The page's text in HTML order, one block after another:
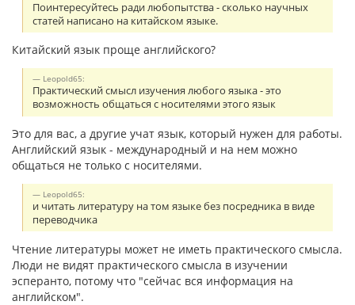
Поинтересуйтесь ради любопытства - сколько научных
статей написано на китайском языке.
Китайский язык проще английского?
Leopold65:
Практический смысл изучения любого языка - это
возможность общаться с носителями этого язык
Это для вас, а другие учат язык, который нужен для работы.
Английский язык - международный и на нем можно
общаться не только с носителями.
Leopold65:
и читать литературу на том языке без посредника в виде
переводчика
Чтение литературы может не иметь практического смысла.
Люди не видят практического смысла в изучении
эсперанто, потому что "сейчас вся информация на
английском".